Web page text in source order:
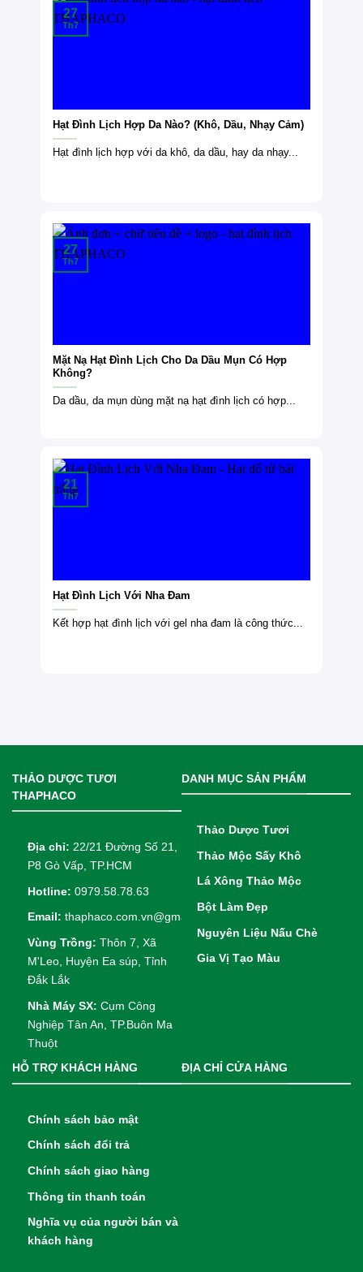
Hạt Đình Lịch Hợp Da Nào? (Khô, Dầu, Nhạy Cảm)
Hạt đình lịch hợp với da khô, da dầu, hay da nhạy...
27
Th7
Mặt Nạ Hạt Đình Lịch Cho Da Dầu Mụn Có Hợp
Không?
Da dầu, da mụn dùng mặt nạ hạt đình lịch có hợp...
27
Th7
Hạt Đình Lịch Với Nha Đam
Kết hợp hạt đình lịch với gel nha đam là công thức...
21
Th7
THẢO DƯỢC TƯƠI
THAPHACO
Địa chỉ: 22/21 Đường Số 21,
P8 Gò Vấp, TP.HCM
Hotline: 0979.58.78.63
Email: thaphaco.com.vn@gmail.com
Vùng Trồng: Thôn 7, Xã
M'Leo, Huyện Ea súp, Tỉnh
Đắk Lắk
Nhà Máy SX: Cụm Công
Nghiệp Tân An, TP.Buôn Ma
Thuột
DANH MỤC SẢN PHẨM
Thảo Dược Tươi
Thảo Mộc Sấy Khô
Lá Xông Thảo Mộc
Bột Làm Đẹp
Nguyên Liệu Nấu Chè
Gia Vị Tạo Màu
HỖ TRỢ KHÁCH HÀNG
Chính sách bảo mật
Chính sách đổi trả
Chính sách giao hàng
Thông tin thanh toán
Nghĩa vụ của người bán và
khách hàng
ĐỊA CHỈ CỬA HÀNG